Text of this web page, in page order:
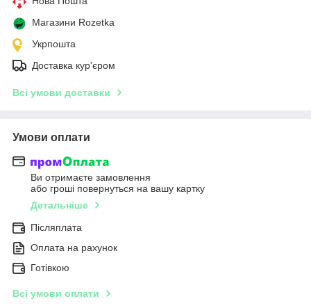
Магазини Rozetka
Укрпошта
Доставка кур'єром
Всі умови доставки
Умови оплати
Ви отримаєте замовлення
або гроші повернуться на вашу картку
Детальніше
Післяплата
Оплата на рахунок
Готівкою
Всі умови оплати